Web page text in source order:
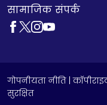
सामाजिक संपर्क
गोपनीयता नीति |
सुरक्षित